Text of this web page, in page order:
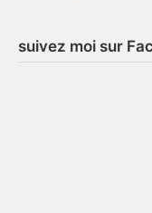
suivez moi sur